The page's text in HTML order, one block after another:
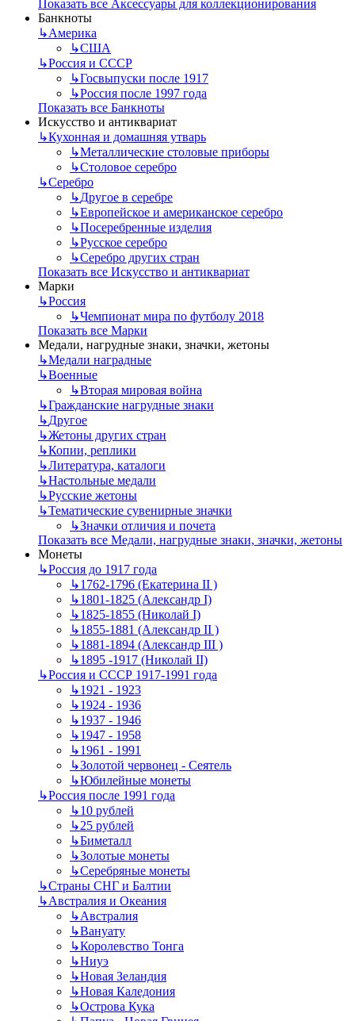
Показать все Аксессуары для коллекционирования
Банкноты
↳Америка
↳США
↳Россия и СССР
↳Госвыпуски после 1917
↳Россия после 1997 года
Показать все Банкноты
Искусство и антиквариат
↳Кухонная и домашняя утварь
↳Металлические столовые приборы
↳Столовое серебро
↳Серебро
↳Другое в серебре
↳Европейское и американское серебро
↳Посеребренные изделия
↳Русское серебро
↳Серебро других стран
Показать все Искусство и антиквариат
Марки
↳Россия
↳Чемпионат мира по футболу 2018
Показать все Марки
Медали, нагрудные знаки, значки, жетоны
↳Mедали наградные
↳Военные
↳Вторая мировая война
↳Гражданские нагрудные знаки
↳Другое
↳Жетоны других стран
↳Копии, реплики
↳Литература, каталоги
↳Настольные медали
↳Русские жетоны
↳Тематические сувенирные значки
↳Значки отличия и почета
Показать все Медали, нагрудные знаки, значки, жетоны
Монеты
↳Россия до 1917 года
↳1762-1796 (Екатерина II )
↳1801-1825 (Александр I)
↳1825-1855 (Николай I)
↳1855-1881 (Александр II )
↳1881-1894 (Александр III )
↳1895 -1917 (Николай II)
↳Россия и СССР 1917-1991 года
↳1921 - 1923
↳1924 - 1936
↳1937 - 1946
↳1947 - 1958
↳1961 - 1991
↳Золотой червонец - Сеятель
↳Юбилейные монеты
↳Россия после 1991 года
↳10 рублей
↳25 рублей
↳Биметалл
↳Золотые монеты
↳Серебряные монеты
↳Страны СНГ и Балтии
↳Австралия и Океания
↳Австралия
↳Вануату
↳Королевство Тонга
↳Ниуэ
↳Новая Зеландия
↳Новая Каледония
↳Острова Кука